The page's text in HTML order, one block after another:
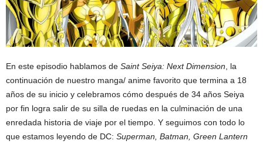
En este episodio hablamos de Saint Seiya: Next Dimension , la
continuación de nuestro manga/ anime favorito que termina a 18
años de su inicio y celebramos cómo después de 34 años Seiya
por fin logra salir de su silla de ruedas en la culminación de una
enredada historia de viaje por el tiempo. Y seguimos con todo lo
que estamos leyendo de DC: Superman, Batman, Green Lantern